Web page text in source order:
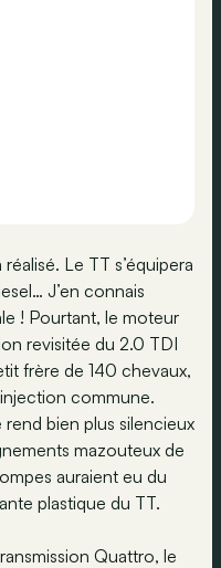
Le TT s’équipera
J’en connais
! Pourtant, le moteur
revisitée du 2.0 TDI
frère de 140 chevaux,
commune.
bien plus silencieux
mazouteux de
auraient eu du
plastique du TT.
Quattro, le